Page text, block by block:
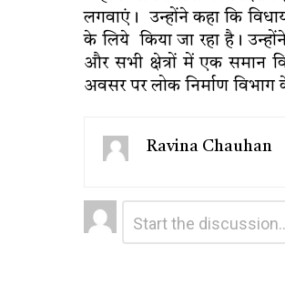
लगवाएं। उन्होंने कहा कि
के लिये किया जा रहा है।
और सभी क्षेत्रों में एक समान
अवसर पर लोक निर्माण विभाग
Ravina Chauhan
Leave
a